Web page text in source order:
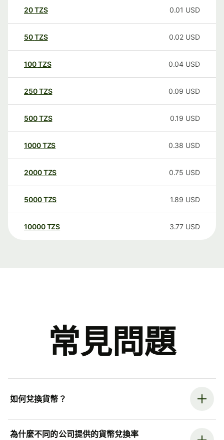
20TZS 0.01 USD
50TZS 0.02 USD
100TZS 0.04 USD
250TZS 0.09 USD
500TZS 0.19 USD
1000TZS 0.38 USD
2000TZS 0.75 USD
5000TZS 1.89 USD
10000 TZS 3.77 USD
常見問題
如何兌換貨幣？
為什麼不同的公司提供的貨幣兌換率